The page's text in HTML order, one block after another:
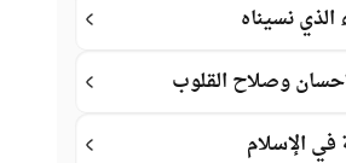
الذي نسيناه
وصلاح القلوب
في الإسلام